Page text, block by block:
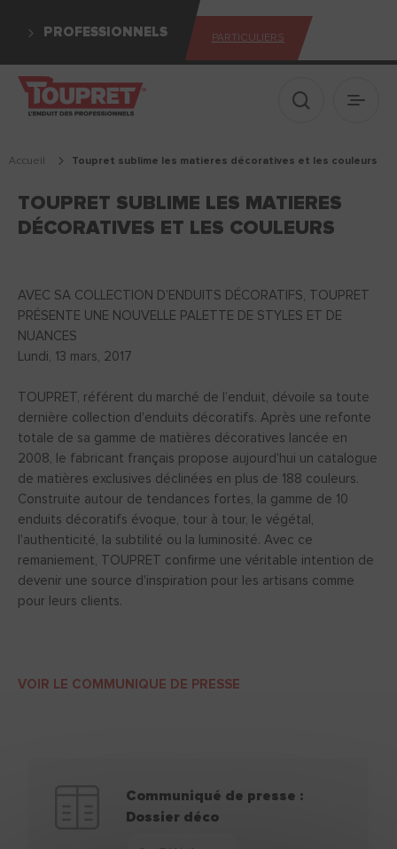
PROFESSIONNELS PARTICULIERS
Afficher le
Accueil toupret sublime les matieres décoratives et les couleurs
TOUPRET SUBLIME LES MATIERES
DÉCORATIVES ET LES COULEURS
AVEC SA COLLECTION D’ENDUITS DÉCORATIFS, TOUPRET
PRÉSENTE UNE NOUVELLE PALETTE DE STYLES ET DE
NUANCES
Lundi, 13 mars, 2017
TOUPRET, référent du marché de l’enduit, dévoile sa toute
dernière collection d'enduits décoratifs. Après une refonte
totale de sa gamme de matières décoratives lancée en
2008, le fabricant français propose aujourd'hui un catalogue
de matières exclusives déclinées en plus de 188 couleurs.
Construite autour de tendances fortes, la gamme de 10
enduits décoratifs évoque, tour à tour, le végétal,
l'authenticité, la subtilité ou la luminosité. Avec ce
remaniement, TOUPRET confirme une véritable intention de
devenir une source d'inspiration pour les artisans comme
pour leurs clients.
VOIR LE COMMUNIQUE DE PRESSE
Communiqué de presse :
Dossier déco